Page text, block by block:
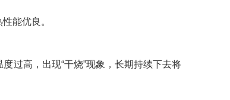
能优良。
过高，出现“干烧”现象，长期持续下去将